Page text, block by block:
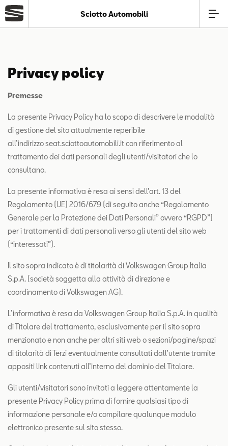
Modelli
Service
Business
SEAT Usato Certificato
Contatti
Configuratore
Sciotto Automobili
Privacy policy
Premesse
La presente Privacy Policy ha lo scopo di descrivere le modalità
di gestione del sito attualmente reperibile
all’indirizzo seat.sciottoautomobili.it con riferimento al
trattamento dei dati personali degli utenti/visitatori che lo
consultano.
La presente informativa è resa ai sensi dell’art. 13 del
Regolamento (UE) 2016/679 (di seguito anche “Regolamento
Generale per la Protezione dei Dati Personali” ovvero “RGPD”)
per i trattamenti di dati personali verso gli utenti del sito web
(“interessati”).
Il sito sopra indicato è di titolarità di Volkswagen Group Italia
S.p.A. (società soggetta alla attività di direzione e
coordinamento di Volkswagen AG).
L’informativa è resa da Volkswagen Group Italia S.p.A. in qualità
di Titolare del trattamento, esclusivamente per il sito sopra
menzionato e non anche per altri siti web o sezioni/pagine/spazi
di titolarità di Terzi eventualmente consultati dall’utente tramite
appositi link contenuti all’interno del dominio del Titolare.
Gli utenti/visitatori sono invitati a leggere attentamente la
presente Privacy Policy prima di fornire qualsiasi tipo di
informazione personale e/o compilare qualunque modulo
elettronico presente sul sito stesso.